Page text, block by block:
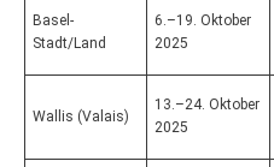
Basel-
Stadt/Land
6.–19. Oktober
2025
Wallis (Valais)
13.–24. Oktober
2025